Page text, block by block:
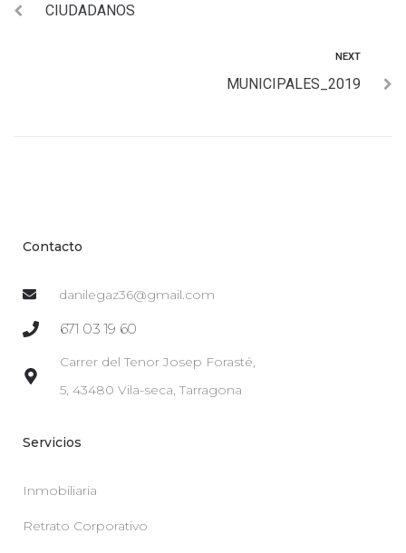
CIUDADANOS
NEXT
MUNICIPALES_2019
Contacto
danilegaz36@gmail.com
671 03 19 60
Carrer del Tenor Josep Forasté,
5, 43480 Vila-seca, Tarragona
Servicios
Inmobiliaria
Retrato Corporativo